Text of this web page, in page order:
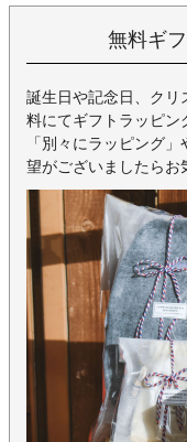
無料ギ
誕生日や記念日、クリ
料にてギフトラッピン
「別々にラッピング
望がございましたらお